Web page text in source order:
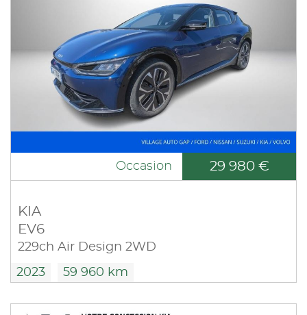
Occasion 29 980 €
KIA
EV6
229ch Air Design 2WD
2023 59 960 km